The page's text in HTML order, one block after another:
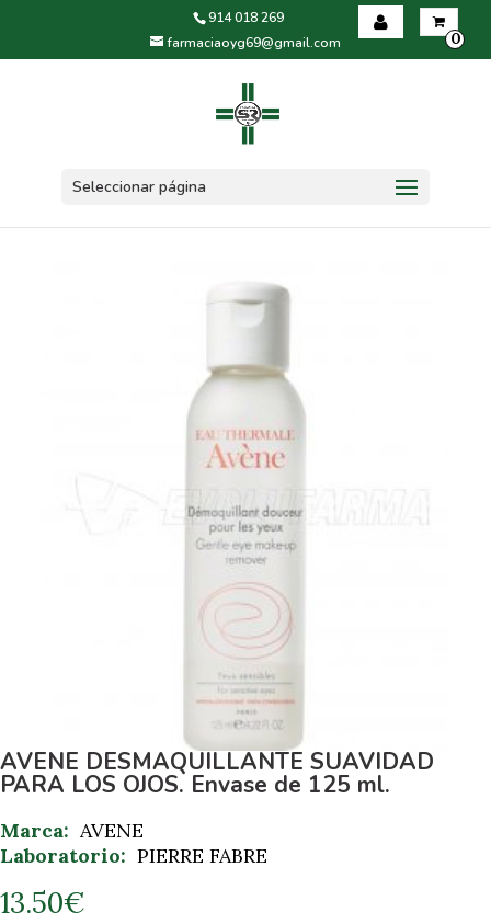
914 018 269
farmaciaoyg69@gmail.com
0
Iniciar sesión
Registrarse
Seleccionar página
AVENE DESMAQUILLANTE SUAVIDAD
PARA LOS OJOS. Envase de 125 ml.
Marca: AVENE
Laboratorio: PIERRE FABRE
13.50€